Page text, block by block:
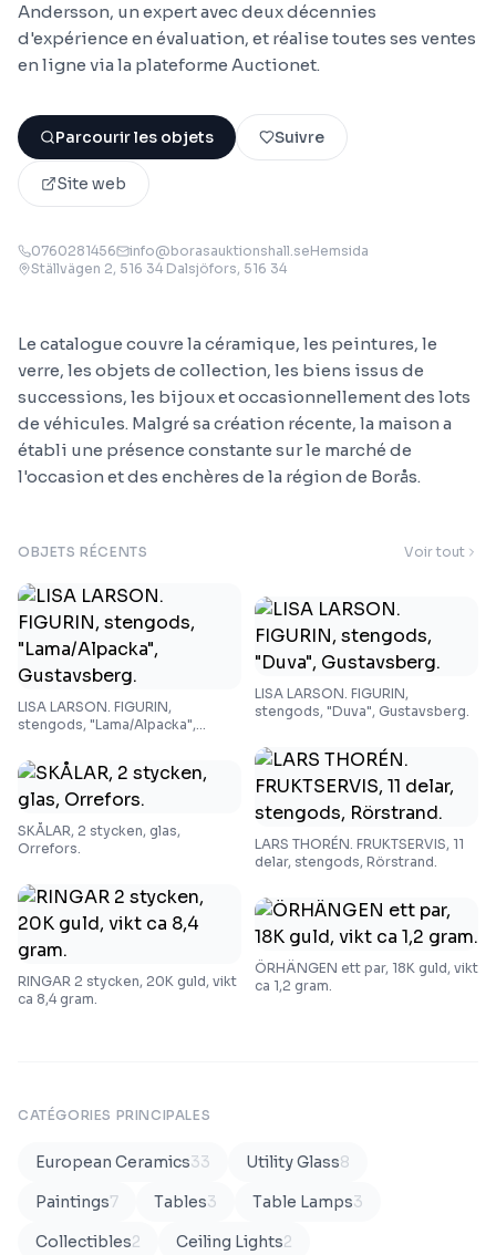
Andersson, un expert avec deux décennies
d'expérience en évaluation, et réalise toutes ses ventes
en ligne via la plateforme Auctionet.
Parcourir les objets Suivre
Site web
0760281456
info@borasauktionshall.seHemsida
Ställvägen 2, 516 34 Dalsjöfors, 516 34
Le catalogue couvre la céramique, les peintures, le
verre, les objets de collection, les biens issus de
successions, les bijoux et occasionnellement des lots
de véhicules. Malgré sa création récente, la maison a
établi une présence constante sur le marché de
l'occasion et des enchères de la région de Borås.
OBJETS RÉCENTS Voir tout
LISA LARSON. FIGURIN,
stengods, "Lama/Alpacka",
LISA LARSON. FIGURIN,
stengods, "Duva", Gustavsberg.
SKÅLAR, 2 stycken, glas,
Orrefors.
LARS THORÉN. FRUKTSERVIS, 11
delar, stengods, Rörstrand.
RINGAR 2 stycken, 20K guld, vikt
ca 8,4 gram.
ÖRHÄNGEN ett par, 18K guld, vikt
ca 1,2 gram.
CATÉGORIES PRINCIPALES
European Ceramics33 Utility Glass8
Paintings7 Tables3 Table Lamps3
Collectibles2 Ceiling Lights2